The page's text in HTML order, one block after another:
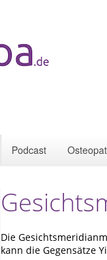
Podcast
Die
kann die Gegensätze